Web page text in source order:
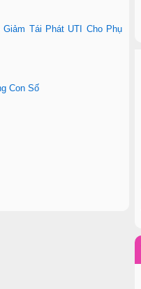
Tái Phát UTI Cho Phụ
Con Số